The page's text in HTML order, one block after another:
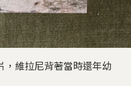
，維拉尼背著當時還年幼